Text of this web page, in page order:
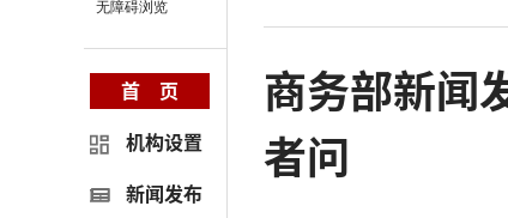
商务部新闻
者问
无障碍浏览
首 页
机构设置
新闻发布